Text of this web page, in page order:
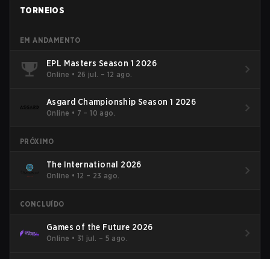
TORNEIOS
EM ANDAMENTO
EPL Masters Season 1 2026
Online • 26 jul. – 12 ago.
Asgard Championship Season 1 2026
Online • 7 – 10 ago.
PRÓXIMO
The International 2026
Online • 12 – 23 ago.
CONCLUÍDO
Games of the Future 2026
Online • 31 jul. – 5 ago.